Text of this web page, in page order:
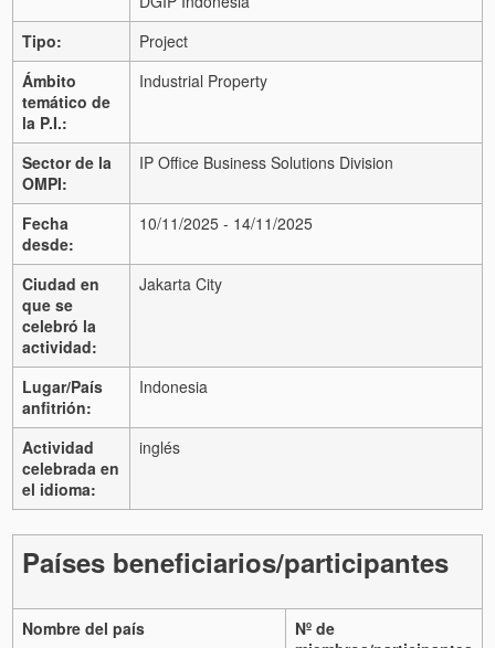
Tipo:
Project
Ámbito
temático de
la P.I.:
Industrial Property
Sector de la
OMPI:
IP Office Business Solutions Division
Fecha
desde:
10/11/2025 - 14/11/2025
Ciudad en
que se
celebró la
actividad:
Jakarta City
Lugar/País
anfitrión:
Indonesia
Actividad
celebrada en
el idioma:
inglés
Países beneficiarios/participantes
Nombre del país
Nº de